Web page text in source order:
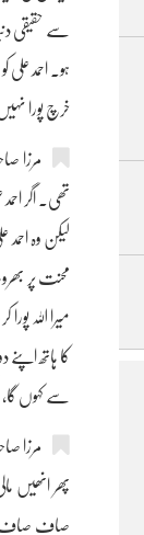
سے حقیقی
ہو۔ احمد
خرچ پورا نہیں
مرزا
تھی۔ اگر
لیکن وہ
محنت پر
میرا اللہ
کا ہاتھ
سے کہوں گا،
مرزا
پھر انھیں
صاف صاف